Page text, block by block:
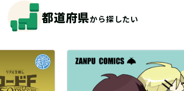
都道府県から探したい